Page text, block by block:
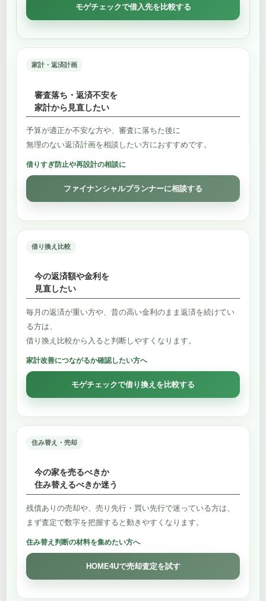
モゲチェックで借入先を比較する
家計・返済計画
審査落ち・返済不安を
家計から見直したい
予算が適正か不安な方や、審査に落ちた後に
無理のない返済計画を相談したい方におすすめです。
借りすぎ防止や再設計の相談に
ファイナンシャルプランナーに相談する
借り換え比較
今の返済額や金利を
見直したい
毎月の返済が重い方や、昔の高い金利のまま返済を続けてい
る方は、
借り換え比較から入ると判断しやすくなります。
家計改善につながるか確認したい方へ
モゲチェックで借り換えを比較する
住み替え・売却
今の家を売るべきか
住み替えるべきか迷う
残債ありの売却や、売り先行・買い先行で迷っている方は、
まず査定で数字を把握すると動きやすくなります。
住み替え判断の材料を集めたい方へ
HOME4Uで売却査定を試す